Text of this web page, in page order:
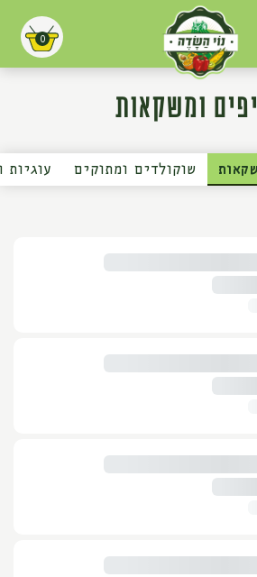
עגלת קניות
0
ומשקאות
שוקולדים ומתוקים עוגיות